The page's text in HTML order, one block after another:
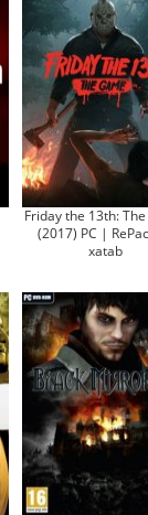
Friday the 13th:
(2017) PC |
xatab